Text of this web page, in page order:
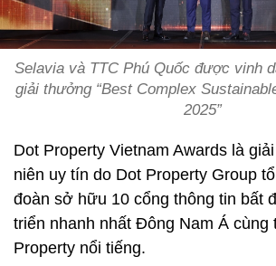
Selavia và TTC Phú Quốc được vinh
giải thưởng “Best Complex
2025”
Dot Property Vietnam Awards là
niên uy tín do Dot Property Group
đoàn sở hữu 10 cổng thông tin bất
triển nhanh nhất Đông Nam Á cùng
Property nổi tiếng.